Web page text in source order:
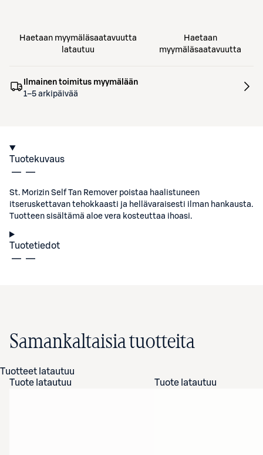
Haetaan myymäläsaatavuutta
latautuu
Haetaan
myymäläsaatavuutta
Ilmainen toimitus myymälään
1–5 arkipäivää
Tuotekuvaus
St. Morizin Self Tan Remover poistaa haalistuneen
itseruskettavan tehokkaasti ja hellävaraisesti ilman hankausta.
Tuotteen sisältämä aloe vera kosteuttaa ihoasi.
Tuotetiedot
Samankaltaisia tuotteita
Tuotteet latautuu
Tuote latautuu
Tuote latautuu